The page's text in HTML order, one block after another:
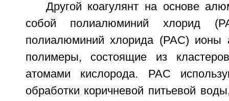
Другой коагулянт на основе
собой полиалюминий хлорид
полиалюминий хлорида (PAC) ионы
полимеры, состоящие из
атомами кислорода. PAC
обработки коричневой питьевой